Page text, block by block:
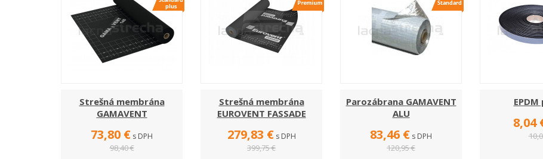
Strešná membrána
GAMAVENT
73,80 € s DPH
98,40 €
Strešná membrána
EUROVENT FASSADE
279,83 € s DPH
399,75 €
Parozábrana GAMAVENT
ALU
83,46 € s DPH
120,95 €
8,04